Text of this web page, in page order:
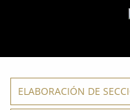
ELABORACIÓN DE